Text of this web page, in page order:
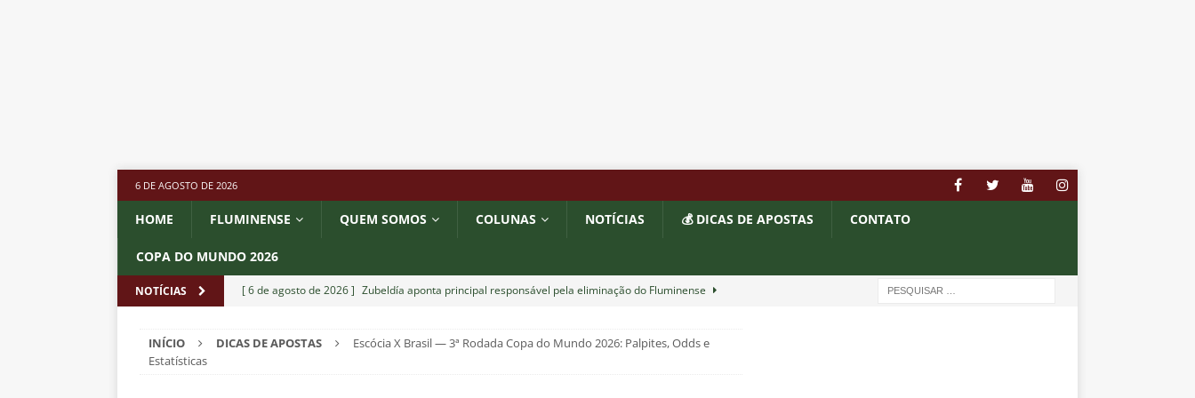
6 DE AGOSTO DE 2026
HOME FLUMINENSE QUEM SOMOS COLUNAS NOTÍCIAS 💰 DICAS DE APOSTAS CONTATO
COPA DO MUNDO 2026
NOTÍCIAS [ 6 de agosto de 2026 ] Zubeldía aponta principal responsável pela eliminação do Fluminense
[ 6 de agosto de 2026 ] Notas das atuações: Fluminense 1 x 3 Vasco – Copa do Brasil 2026
INÍCIO DICAS DE APOSTAS
Escócia X Brasil — 3ª Rodada Copa do Mundo 2026: Palpites, Odds e
Estatísticas